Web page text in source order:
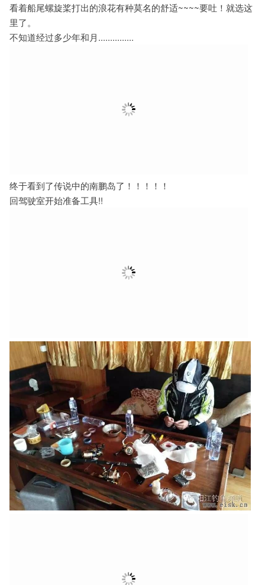
看着船尾螺旋桨打出的浪花有种莫名的舒适~~~~要吐！就选这
里了。
不知道经过多少年和月...............
终于看到了传说中的南鹏岛了！！！！！
回驾驶室开始准备工具!!